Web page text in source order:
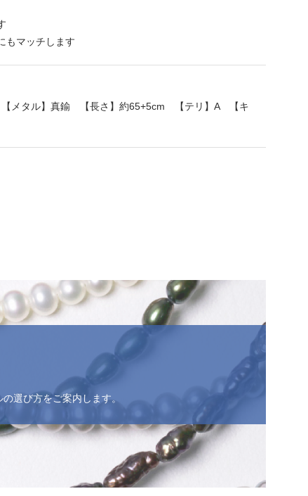
もマッチします
メタル】真鍮 【長さ】約65+5cm 【テリ】A 【キ
選び方をご案内します。